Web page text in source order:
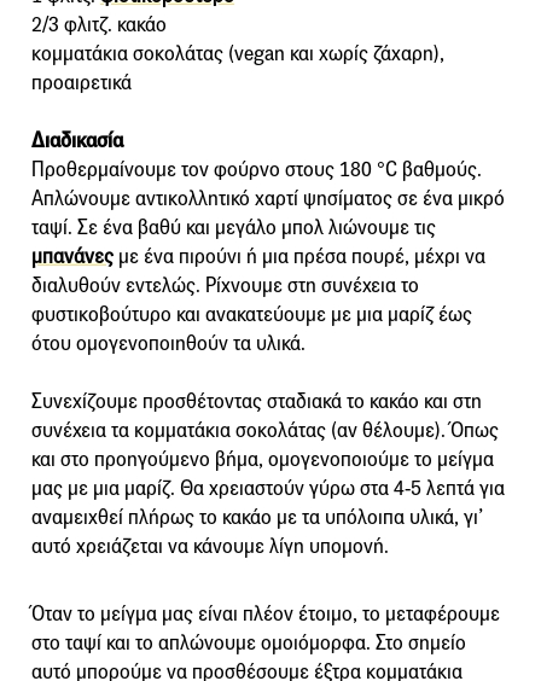
2/3 φλιτζ. κακάο
κομματάκια σοκολάτας (vegan και χωρίς ζάχαρη),
προαιρετικά
Διαδικασία
Προθερμαίνουμε τον φούρνο στους 180 °C βαθμούς.
Απλώνουμε αντικολλητικό χαρτί ψησίματος σε ένα μικρό
ταψί. Σε ένα βαθύ και μεγάλο μπολ λιώνουμε τις
μπανάνες με ένα πιρούνι ή μια πρέσα πουρέ, μέχρι να
διαλυθούν εντελώς. Ρίχνουμε στη συνέχεια το
φυστικοβούτυρο και ανακατεύουμε με μια μαρίζ έως
ότου ομογενοποιηθούν τα υλικά.
Συνεχίζουμε προσθέτοντας σταδιακά το κακάο και στη
συνέχεια τα κομματάκια σοκολάτας (αν θέλουμε). Όπως
και στο προηγούμενο βήμα, ομογενοποιούμε το μείγμα
μας με μια μαρίζ. Θα χρειαστούν γύρω στα 4-5 λεπτά για
αναμειχθεί πλήρως το κακάο με τα υπόλοιπα υλικά, γι’
αυτό χρειάζεται να κάνουμε λίγη υπομονή.
Όταν το μείγμα μας είναι πλέον έτοιμο, το μεταφέρουμε
στο ταψί και το απλώνουμε ομοιόμορφα. Στο σημείο
αυτό μπορούμε να προσθέσουμε έξτρα κομματάκια